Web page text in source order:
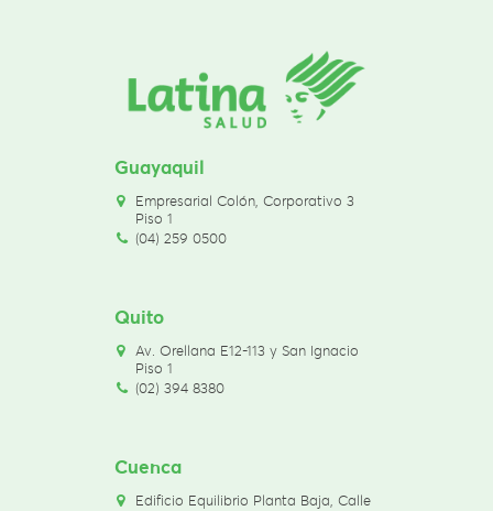
Guayaquil
Empresarial Colón, Corporativo 3
Piso 1
(04) 259 0500
Quito
Av. Orellana E12-113 y San Ignacio
Piso 1
(02) 394 8380
Cuenca
Edificio Equilibrio Planta Baja, Calle